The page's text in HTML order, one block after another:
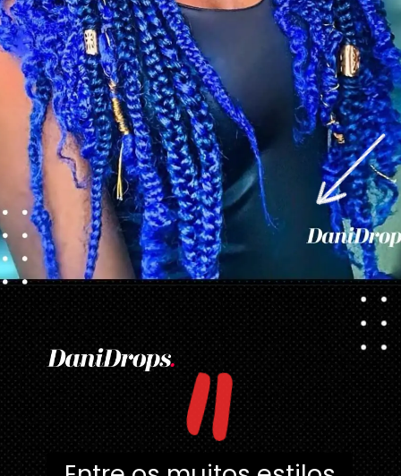
Opening